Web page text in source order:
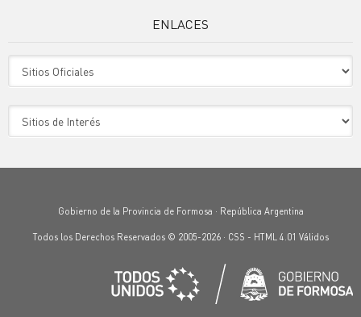
ENLACES
Gobierno de la Provincia de Formosa · República Argentina
Todos los Derechos Reservados © 2005-2026 · CSS - HTML 4.01 Válidos